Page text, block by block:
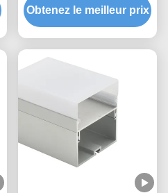
Architecture Home Linear
Lighting System
Obtenez le meilleur prix